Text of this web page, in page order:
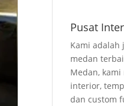
Pusat
Kami adalah
medan
Medan, kami
interior,
dan custom